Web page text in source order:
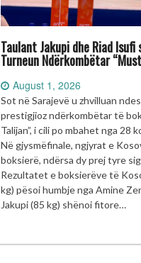
Taulant Jakupi dhe Riad
Turneun Ndërkombëtar
August 1, 2026
Sot në Sarajevë u zhvilluan
prestigjioz ndërkombëtar të
Talijan”, i cili po mbahet nga 28
Në gjysmëfinale, ngjyrat e
boksierë, ndërsa dy prej tyre
Rezultatet e boksierëve të
kg) pësoi humbje nga Amine
Jakupi (85 kg) shënoi fitore…